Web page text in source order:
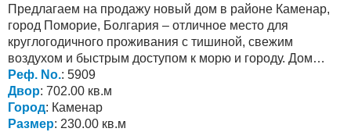
Предлагаем на продажу новый дом в районе Каменар,
город Поморие, Болгария – отличное место для
круглогодичного проживания с тишиной, свежим
воздухом и быстрым доступом к морю и городу. Дом
расположен...
Реф. No.: 5909
Двор: 702.00 кв.м
Город: Каменар
Размер: 230.00 кв.м